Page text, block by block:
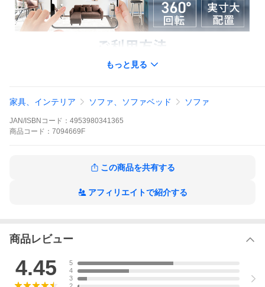
もっと見る
家具、インテリア ソファ、ソファベッド ソファ
JAN/ISBNコード： 4953980341365
商品 コード： 7094669F
この商品を共有する
アフィリエイトで紹介する
商品レビュー
4.45
5
4
3